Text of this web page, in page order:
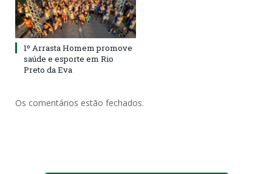
1º Arrasta Homem promove
saúde e esporte em Rio
Preto da Eva
Os comentários estão fechados.